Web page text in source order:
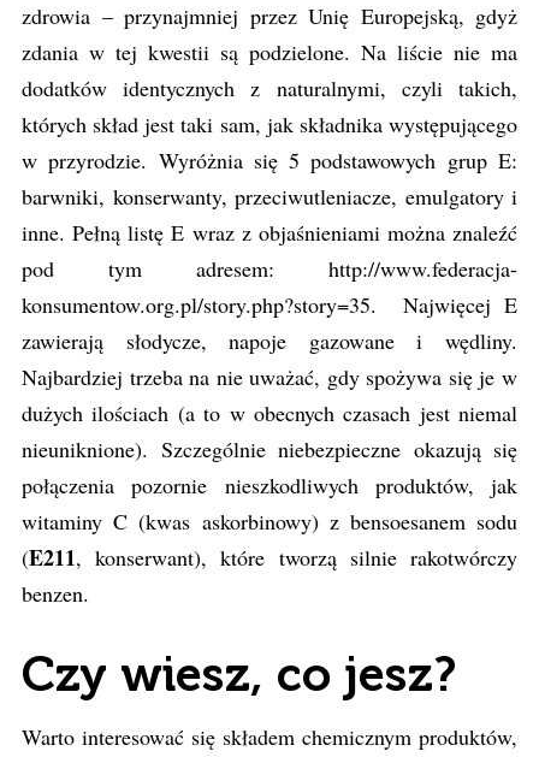
zdrowia – przynajmniej przez Unię Europejską, gdyż
zdania w tej kwestii są podzielone. Na liście nie ma
dodatków identycznych z naturalnymi, czyli takich,
których skład jest taki sam, jak składnika występującego
w przyrodzie. Wyróżnia się 5 podstawowych grup E:
barwniki, konserwanty, przeciwutleniacze, emulgatory i
inne. Pełną listę E wraz z objaśnieniami można znaleźć
pod tym adresem: http://www.federacja-
konsumentow.org.pl/story.php?story=35. Najwięcej E
zawierają słodycze, napoje gazowane i wędliny.
Najbardziej trzeba na nie uważać, gdy spożywa się je w
dużych ilościach (a to w obecnych czasach jest niemal
nieuniknione). Szczególnie niebezpieczne okazują się
połączenia pozornie nieszkodliwych produktów, jak
witaminy C (kwas askorbinowy) z bensoesanem sodu
(E211, konserwant), które tworzą silnie rakotwórczy
benzen.
Czy wiesz, co jesz?
Warto interesować się składem chemicznym produktów,